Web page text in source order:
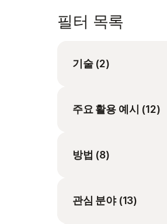
필터 목록
기술(2)
시퀀싱
주요 활용 예시 (12)
disease variant
방법 (8)
어레이
관심 분야(13)